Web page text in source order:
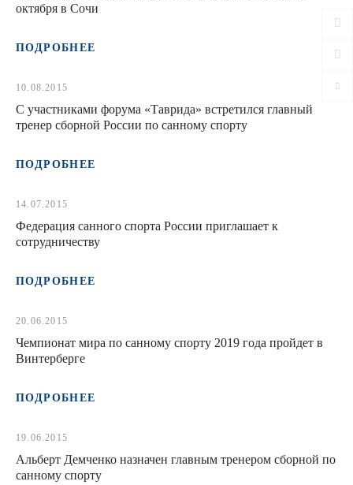
октября в Сочи
ПОДРОБНЕЕ
10.08.2015
С участниками форума «Таврида» встретился главный
тренер сборной России по санному спорту
ПОДРОБНЕЕ
14.07.2015
Федерация санного спорта России приглашает к
сотрудничеству
ПОДРОБНЕЕ
20.06.2015
Чемпионат мира по санному спорту 2019 года пройдет в
Винтерберге
ПОДРОБНЕЕ
19.06.2015
Альберт Демченко назначен главным тренером сборной по
санному спорту